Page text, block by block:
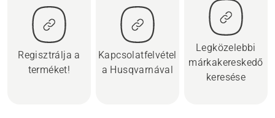
Regisztrálja a
terméket!
Kapcsolatfelvétel
a Husqvarnával
Legközelebbi
márkakereskedő
keresése